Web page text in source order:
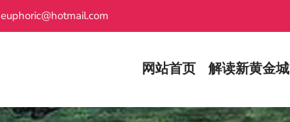
euphoric@hotmail.com
网站首页 解读新黄金城